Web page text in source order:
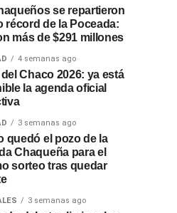
se repartieron
récord de la Poceada:
más de $291 millones
4 semanas ago
Chaco 2026: ya está
la agenda oficial
3 semanas ago
quedó el pozo de la
Chaqueña para el
sorteo tras quedar
3 semanas ago